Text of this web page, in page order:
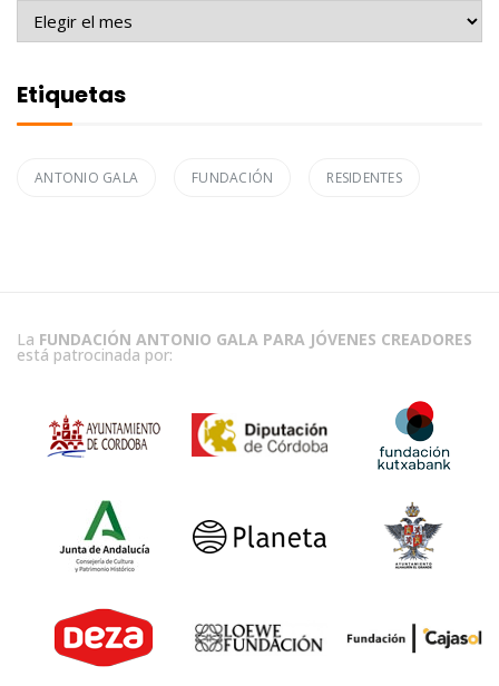
Archivo
Etiquetas
ANTONIO GALA FUNDACIÓN RESIDENTES
La FUNDACIÓN ANTONIO GALA PARA JÓVENES CREADORES
está patrocinada por: